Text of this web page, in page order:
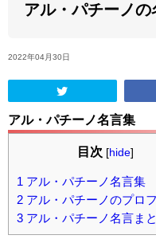
時事ニュース
ABOUT US
当店の紹介
オンラインストア
お問い合わせ
アル・パチーノの
2022年04月30日
アル・パチーノ名言集
目次 [hide]
1 アル・パチーノ名言集
2 アル・パチーノのプロ
3 アル・パチーノ名言ま